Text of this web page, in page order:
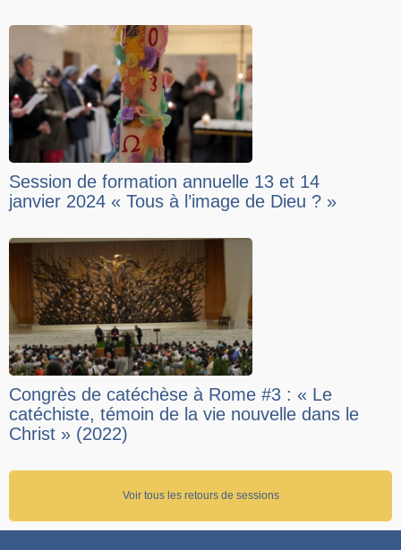
Session de formation annuelle 13 et 14
janvier 2024 « Tous à l’image de Dieu ? »
Congrès de catéchèse à Rome #3 : « Le
catéchiste, témoin de la vie nouvelle dans le
Christ » (2022)
Voir tous les retours de sessions